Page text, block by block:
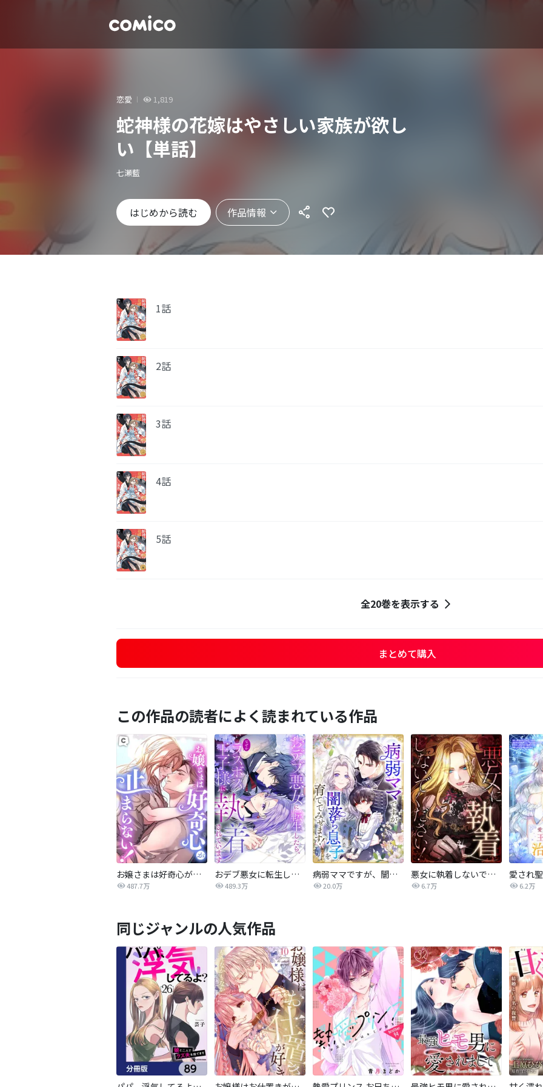
恋愛 1,819
蛇神様の花嫁はやさしい家族が欲し
い【単話】
七瀬藍
はじめから読む 作品情報
1話
2話
3話
4話
5話
全20巻を表示する
まとめて購入
この作品の読者によく読まれている作品
お嬢さまは好奇心が止まらない！
487.7万
おデブ悪女に転生したら、なぜかラスボス王子様に執着されています
489.3万
病弱ママですが、闇落ち息子を育ててみせます！【タテヨミ】
20.0万
悪女に執着しないでください！【タテヨミ】
6.7万 6.2万
同じジャンルの人気作品